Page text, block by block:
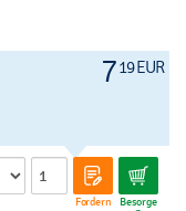
719 EUR
Fordern Besorge